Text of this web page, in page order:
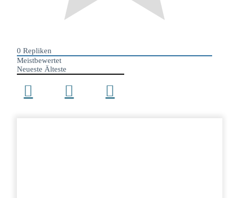
0 Repliken
Meistbewertet
Neueste Älteste